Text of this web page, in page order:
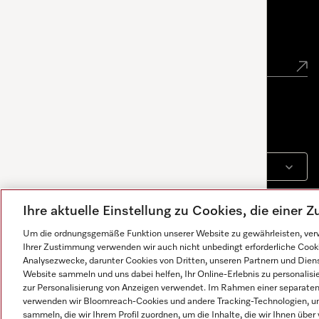
Antworten werden von KI generiert. Unser Assistent hilft
Ihre aktuelle Einstellung zu Cookies, die einer
Um die ordnungsgemäße Funktion unserer Website zu gewährleisten,
Ihrer Zustimmung verwenden wir auch nicht unbedingt erforderliche
Analysezwecke, darunter Cookies von Dritten, unseren Partnern und
Website sammeln und uns dabei helfen, Ihr Online-Erlebnis zu
zur Personalisierung von Anzeigen verwendet. Im Rahmen einer
verwenden wir Bloomreach-Cookies und andere Tracking-Technologien,
sammeln, die wir Ihrem Profil zuordnen, um die Inhalte, die wir Ihnen